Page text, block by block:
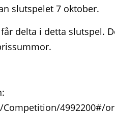
slutspelet 7 oktober.
delta i detta slutspel.
4992200#/